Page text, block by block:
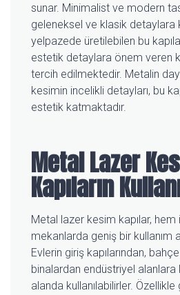
sunar. Minimalist ve modern
geleneksel ve klasik detaylara
yelpazede üretilebilen bu
estetik detaylara önem veren
tercih edilmektedir. Metalin
kesimin incelikli detayları, bu
estetik katmaktadır.
Metal Lazer
Kapıların
Metal lazer kesim kapılar, hem
mekanlarda geniş bir kullanım
Evlerin giriş kapılarından,
binalardan endüstriyel alanlara
alanda kullanılabilirler. Özellikle